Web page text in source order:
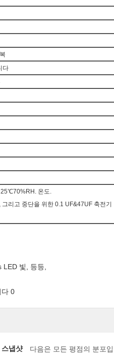
다
25℃70%RH. 온도.
리고 중단을 위한 0.1 UF&47UF 축전기
빛, 등등,
냅샷
다음은 모든 평점의 분포